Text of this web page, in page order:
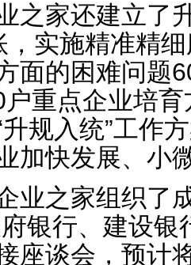
之家还建立了
，实施精准精
面的困难问题
户重点企业培
规入统”工作
加快发展、小
业之家组织了
银行、建设
座谈会，预计